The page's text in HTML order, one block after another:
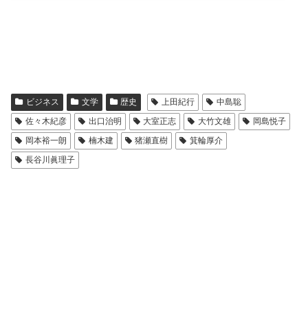
ビジネス 文学 歴史 上田紀行
中島聡
佐々木紀彦
出口治明 大室正志 大竹文雄
岡島悦子
岡本裕一朗
楠木建 猪瀬直樹
箕輪厚介
長谷川眞理子